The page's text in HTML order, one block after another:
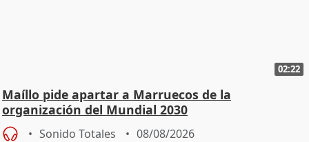
02:22
Maíllo pide apartar a Marruecos de la
organización del Mundial 2030
Sonido Totales 08/08/2026